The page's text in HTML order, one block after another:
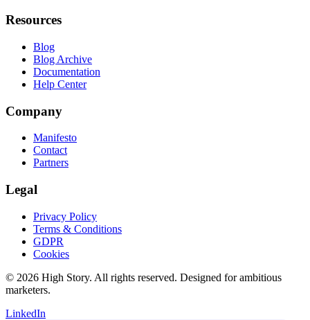
Resources
Blog
Blog Archive
Documentation
Help Center
Company
Manifesto
Contact
Partners
Legal
Privacy Policy
Terms & Conditions
GDPR
Cookies
© 2026 High Story. All rights reserved. Designed for ambitious
marketers.
LinkedIn